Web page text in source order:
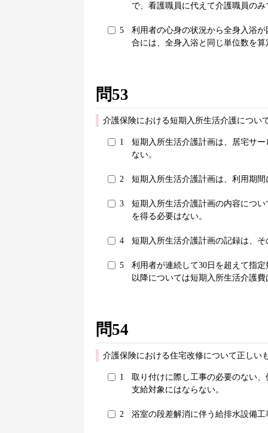
で、看護職員に代えて介護職員の
5
利用者の心身の状況から全身入浴
合には、全身入浴と同じ単位数を
問53
介護保険における短期入所生活介護につい
1
短期入所生活介護計画は、居宅サ
ない。
2 短期入所生活介護計画は、利用期
3
短期入所生活介護計画の内容につ
を得る必要はない。
4 短期入所生活介護計画の記録は、
5
利用者が連続して30日を超えて指
以降については短期入所生活介護
問54
介護保険における住宅改修について正しい
1
取り付けに際し工事の必要のない
支給対象にはならない。
2 浴室の段差解消に伴う給排水設備